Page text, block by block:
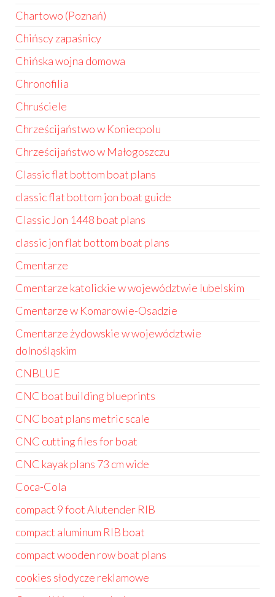
Chartowo (Poznań)
Chińscy zapaśnicy
Chińska wojna domowa
Chronofilia
Chruściele
Chrześcijaństwo w Koniecpolu
Chrześcijaństwo w Małogoszczu
Classic flat bottom boat plans
classic flat bottom jon boat guide
Classic Jon 1448 boat plans
classic jon flat bottom boat plans
Cmentarze
Cmentarze katolickie w województwie lubelskim
Cmentarze w Komarowie-Osadzie
Cmentarze żydowskie w województwie
dolnośląskim
CNBLUE
CNC boat building blueprints
CNC boat plans metric scale
CNC cutting files for boat
CNC kayak plans 73 cm wide
Coca-Cola
compact 9 foot Alutender RIB
compact aluminum RIB boat
compact wooden row boat plans
cookies słodycze reklamowe